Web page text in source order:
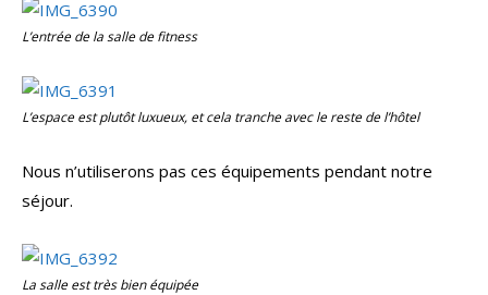
L’entrée de la salle de fitness
L’espace est plutôt luxueux, et cela tranche avec le reste de l’hôtel
Nous n’utiliserons pas ces équipements pendant notre
séjour.
La salle est très bien équipée